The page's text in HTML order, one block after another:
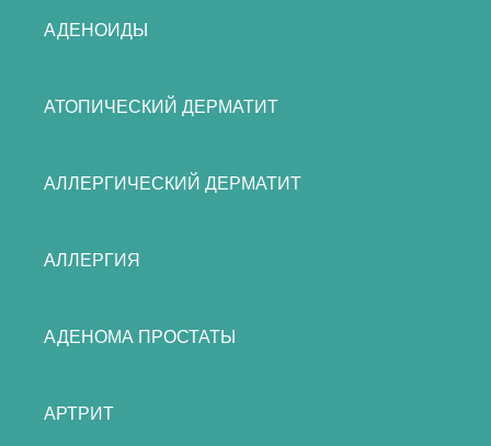
АДЕНОИДЫ
АТОПИЧЕСКИЙ ДЕРМАТИТ
АЛЛЕРГИЧЕСКИЙ ДЕРМАТИТ
АЛЛЕРГИЯ
АДЕНОМА ПРОСТАТЫ
АРТРИТ